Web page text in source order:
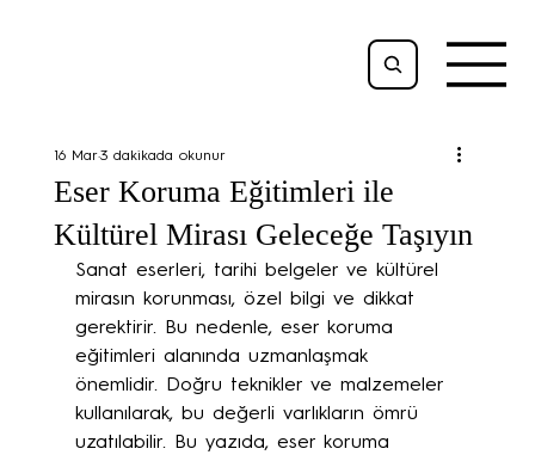
Eser Koruma Eğitimleri ile
Kültürel Mirası Geleceğe Taşıyın
16 Mar3 dakikada okunur
Sanat eserleri, tarihi belgeler ve kültürel
mirasın korunması, özel bilgi ve dikkat
gerektirir. Bu nedenle, eser koruma
eğitimleri alanında uzmanlaşmak
önemlidir. Doğru teknikler ve malzemeler
kullanılarak, bu değerli varlıkların ömrü
uzatılabilir. Bu yazıda, eser koruma